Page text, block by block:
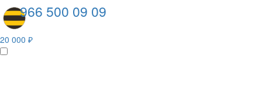
966 500 09 09
20 000 ₽